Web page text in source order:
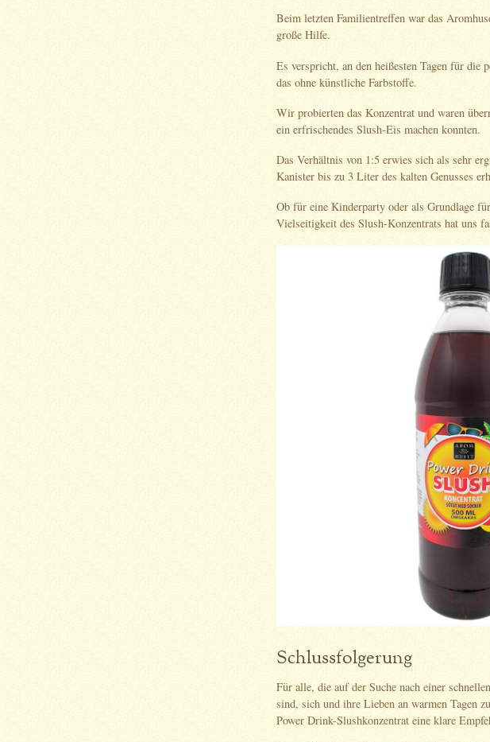
Beim letzten Familientreffen war das
große Hilfe.
Es verspricht, an den heißesten Tagen für die
das ohne künstliche Farbstoffe.
Wir probierten das Konzentrat und waren
ein erfrischendes Slush-Eis machen konnten.
Das Verhältnis von 1:5 erwies sich als sehr
Kanister bis zu 3 Liter des kalten Genusses
Ob für eine Kinderparty oder als Grundlage
Vielseitigkeit des Slush-Konzentrats hat uns
Schlussfolgerung
Für alle, die auf der Suche nach einer
sind, sich und ihre Lieben an warmen Tagen
Power Drink-Slushkonzentrat eine klare